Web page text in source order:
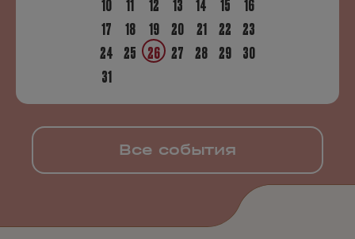
10
11 12 13 14 15
16
17
18 19 20 21 22 23
24 25 26 27 28 29 30
31
Все события